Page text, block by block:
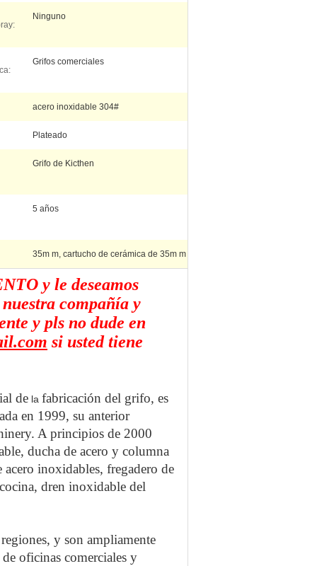
Ninguno
Grifos comerciales
acero inoxidable 304#
Plateado
Grifo de Kicthen
5 años
35m m, cartucho de cerámica de 35m m
y le deseamos
nuestra compañía y
y pls no dude en
si usted tiene
de la fabricación del grifo, es
en 1999, su anterior
A principios de 2000
ducha de acero y columna
acero inoxidables, fregadero de
cocina, dren inoxidable del
y son ampliamente
oficinas comerciales y